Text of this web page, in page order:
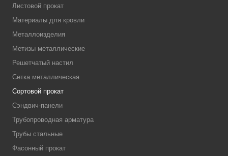
Листовой прокат
Материалы для кровли
Металлоизделия
Метизы металлические
Решетчатый настил
Сетка металлическая
Сортовой прокат
Сэндвич-панели
Трубопроводная арматура
Трубы стальные
Фасонный прокат